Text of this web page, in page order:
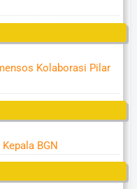
Kolaborasi Pilar
BGN